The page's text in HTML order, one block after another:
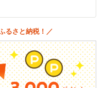
るさと納税！／